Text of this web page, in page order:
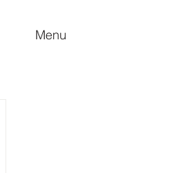
Menu